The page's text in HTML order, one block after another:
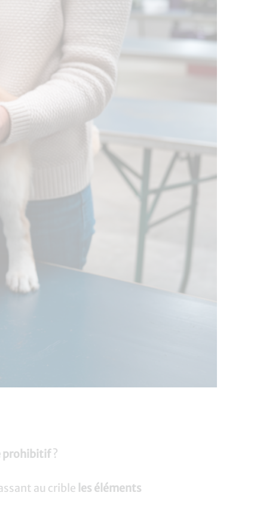
prohibitif?
au crible les éléments